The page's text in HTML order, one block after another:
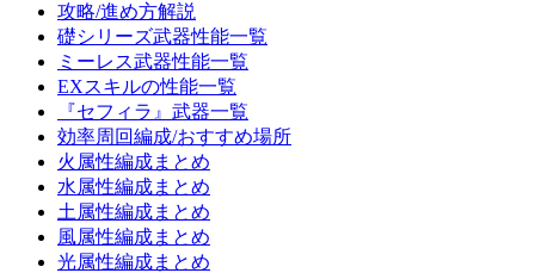
攻略/進め方解説
礎シリーズ武器性能一覧
ミーレス武器性能一覧
EXスキルの性能一覧
『セフィラ』武器一覧
効率周回編成/おすすめ場所
火属性編成まとめ
水属性編成まとめ
土属性編成まとめ
風属性編成まとめ
光属性編成まとめ